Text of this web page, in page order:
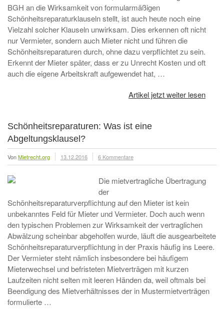
BGH an die Wirksamkeit von formularmäßigen
Schönheitsreparaturklauseln stellt, ist auch heute noch eine
Vielzahl solcher Klauseln unwirksam. Dies erkennen oft nicht
nur Vermieter, sondern auch Mieter nicht und führen die
Schönheitsreparaturen durch, ohne dazu verpflichtet zu sein.
Erkennt der Mieter später, dass er zu Unrecht Kosten und oft
auch die eigene Arbeitskraft aufgewendet hat, …
Artikel jetzt weiter lesen
Schönheitsreparaturen: Was ist eine
Abgeltungsklausel?
VonMietrecht.org 13.12.2016 6 Kommentare
Die mietvertragliche Übertragung
der
Schönheitsreparaturverpflichtung auf den Mieter ist kein
unbekanntes Feld für Mieter und Vermieter. Doch auch wenn
den typischen Problemen zur Wirksamkeit der vertraglichen
Abwälzung scheinbar abgeholfen wurde, läuft die ausgearbeitete
Schönheitsreparaturverpflichtung in der Praxis häufig ins Leere.
Der Vermieter steht nämlich insbesondere bei häufigem
Mieterwechsel und befristeten Mietverträgen mit kurzen
Laufzeiten nicht selten mit leeren Händen da, weil oftmals bei
Beendigung des Mietverhältnisses der in Mustermietverträgen
formulierte …